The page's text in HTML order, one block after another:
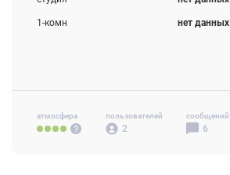
1-комн нет данных
атмосфера пользователей
2
сообщений
6